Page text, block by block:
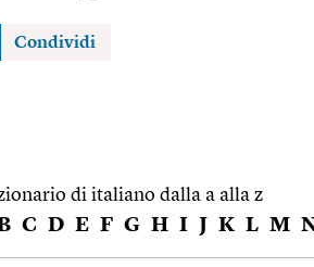
Condividi
di italiano dalla a alla z
C D E F G H I J K L M